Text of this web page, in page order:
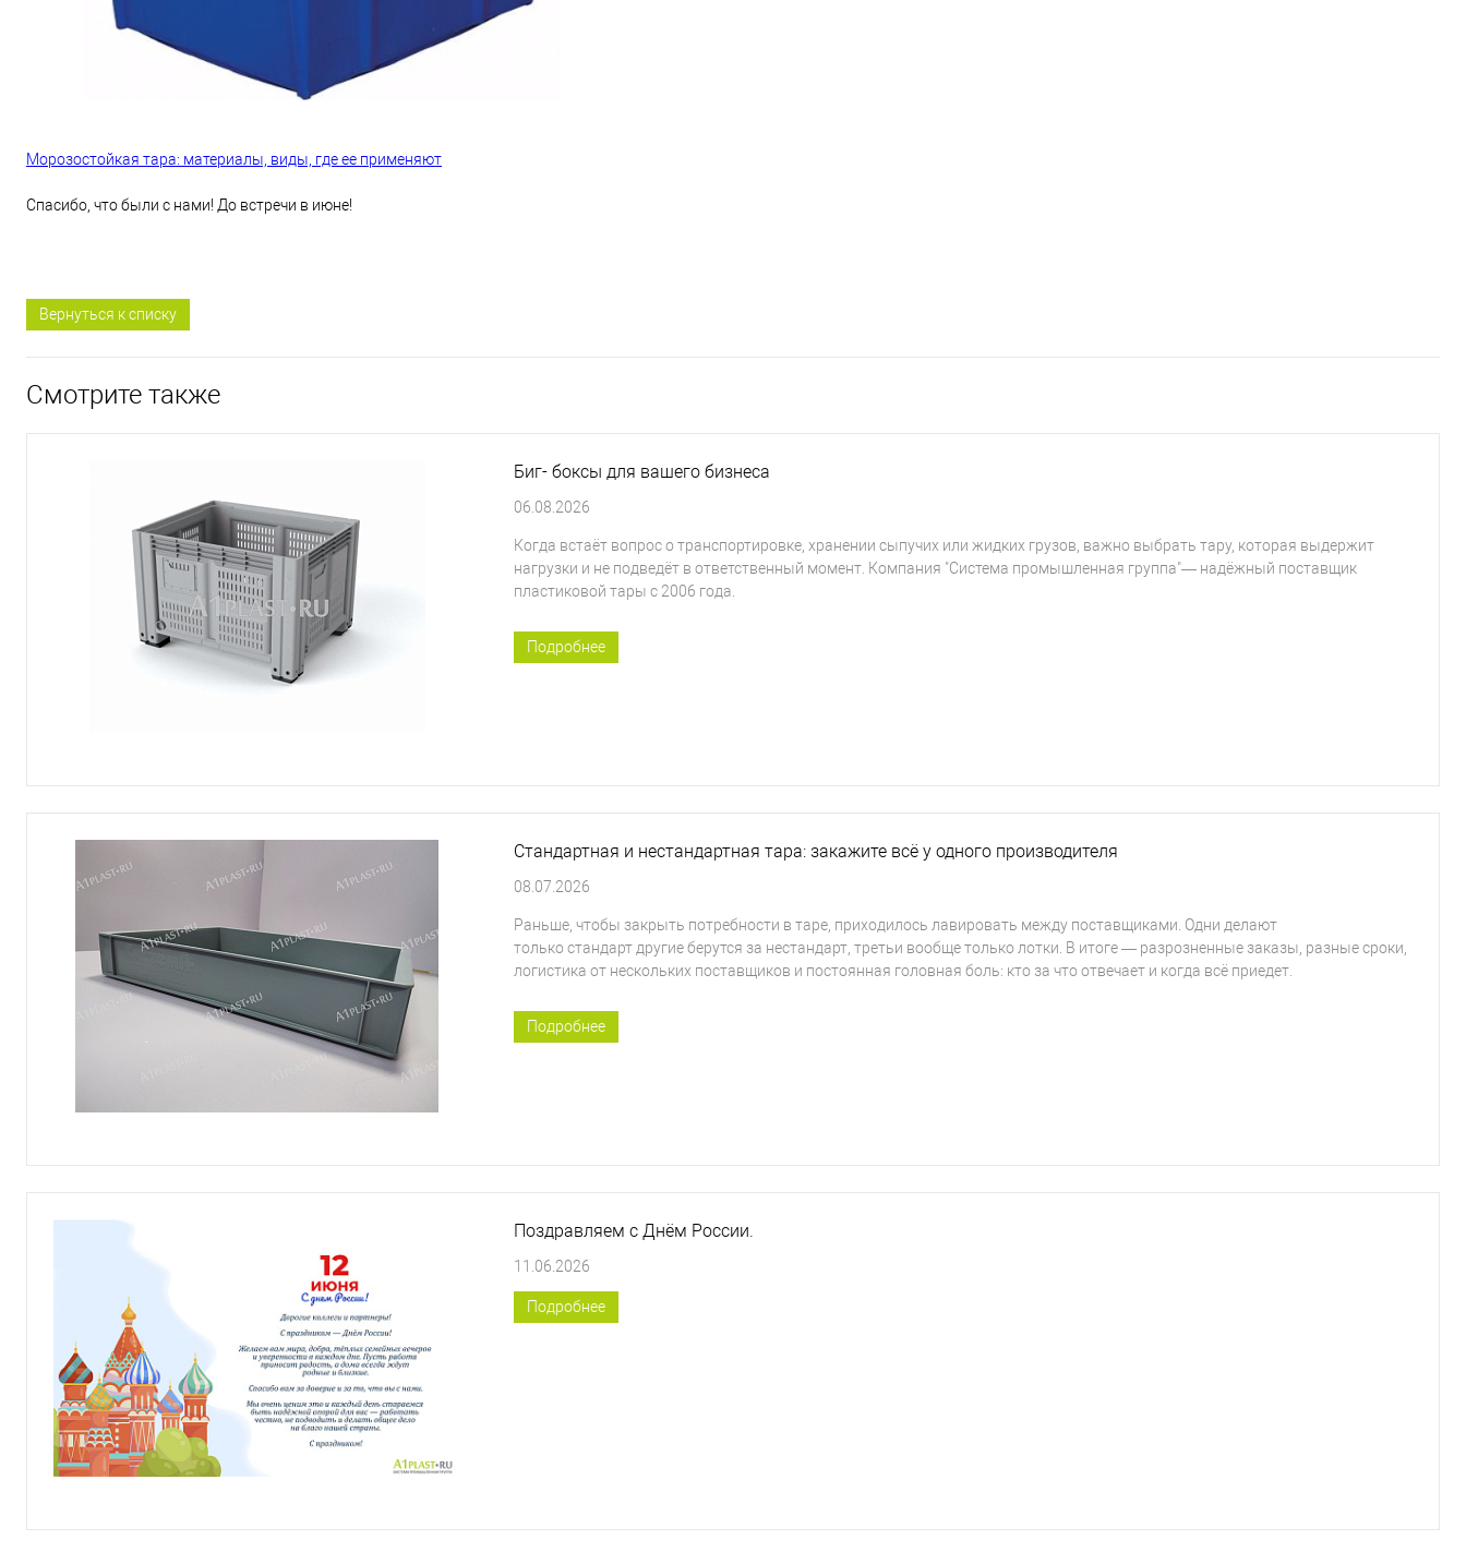
Морозостойкая тара: материалы, виды, где ее применяют
Спасибо, что были с нами! До встречи в июне!
Вернуться к списку
Смотрите также
Биг- боксы для вашего бизнеса
06.08.2026
Когда встаёт вопрос о транспортировке, хранении сыпучих или жидких грузов, важно выбрать тару, которая выдержит
нагрузки и не подведёт в ответственный момент. Компания "Система промышленная группа"— надёжный поставщик
пластиковой тары с 2006 года.
Подробнее
Стандартная и нестандартная тара: закажите всё у одного производителя
08.07.2026
Раньше, чтобы закрыть потребности в таре, приходилось лавировать между поставщиками. Одни делают
только стандарт другие берутся за нестандарт, третьи вообще только лотки. В итоге — разрозненные заказы, разные сроки,
логистика от нескольких поставщиков и постоянная головная боль: кто за что отвечает и когда всё приедет.
Подробнее
Поздравляем с Днём России.
11.06.2026
Подробнее